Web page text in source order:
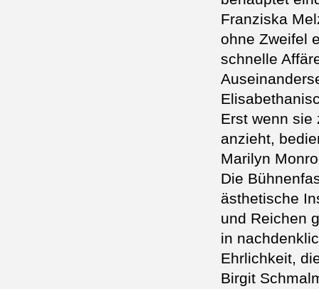
Franziska
ohne Zweifel
schnelle
Erst wenn sie
anzieht,
Marilyn
Die
ästhetische
und Reichen
in
Ehrlichkeit,
Birgit